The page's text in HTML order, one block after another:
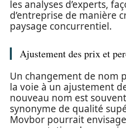
les analyses d’experts,
d’entreprise de manière
paysage concurrentiel.
Ajustement des prix et
Un changement de nom
la voie à un ajustement
nouveau nom est
synonyme de qualité
Movbor pourrait